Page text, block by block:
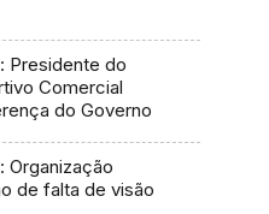
Presidente do
Comercial
do Governo
Organização
de falta de visão